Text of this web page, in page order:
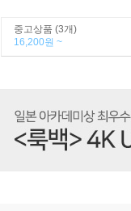
중고상품 (3개)
16,200원 ~